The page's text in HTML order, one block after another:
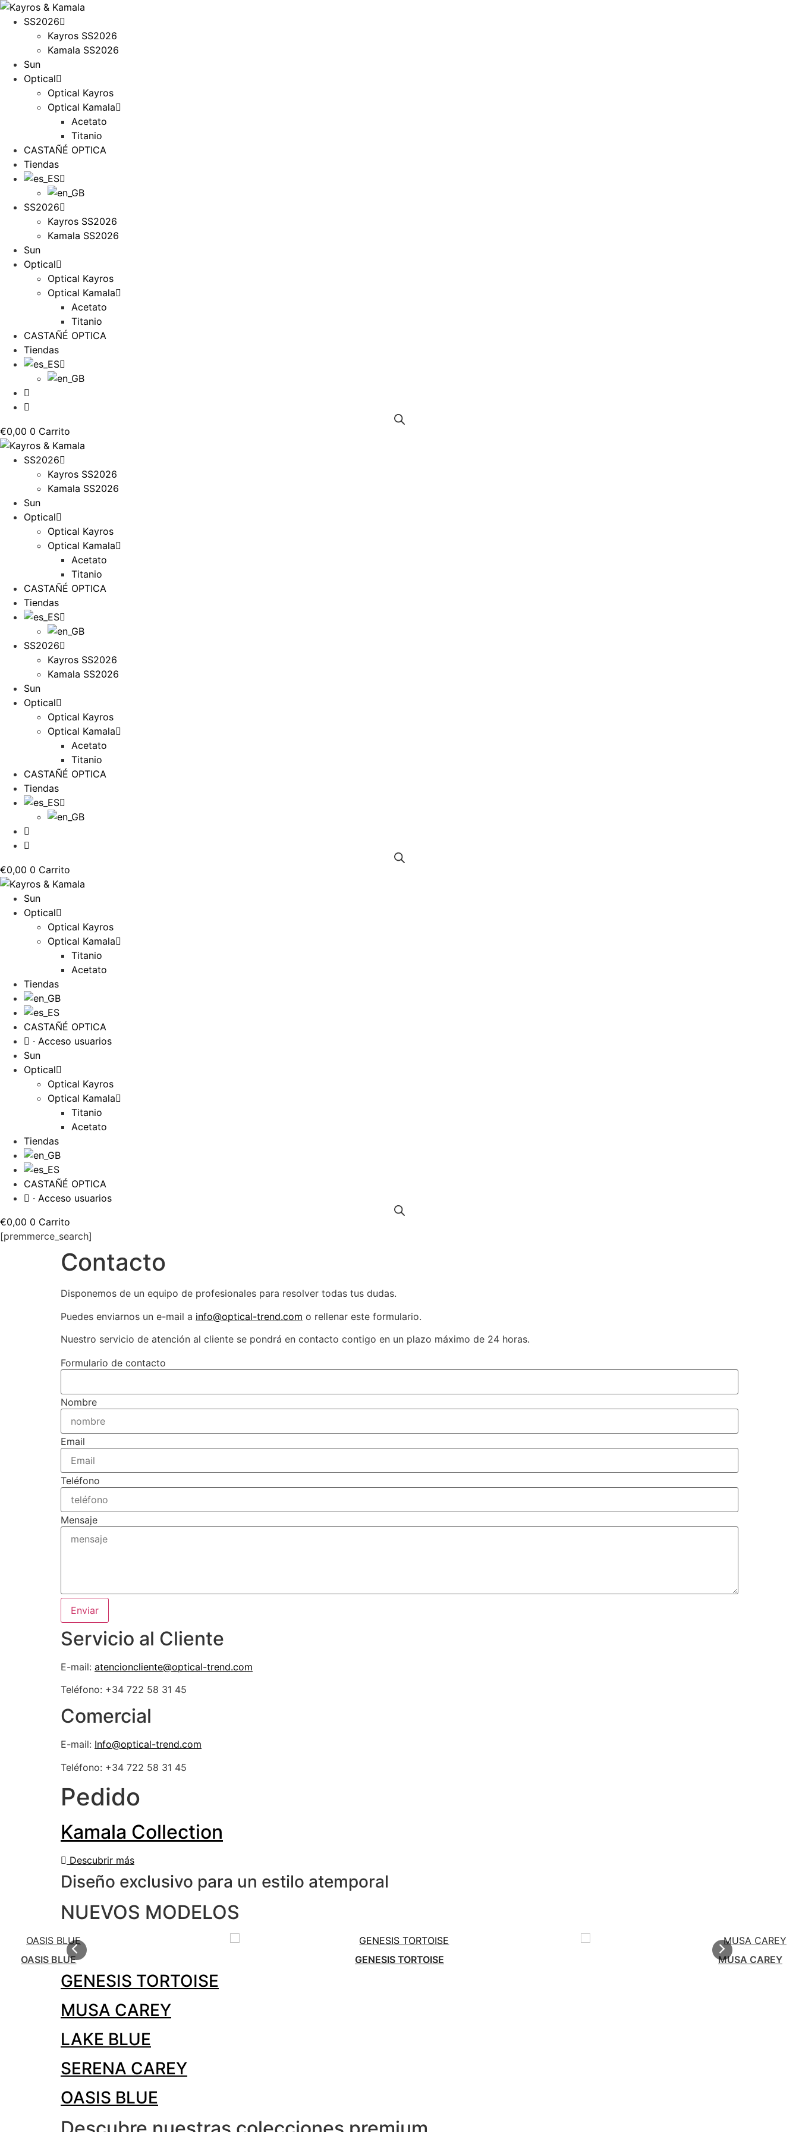
Ir
contenido
SS2026
Kayros SS2026
Kamala SS2026
Sun
Optical
Optical Kayros
Optical Kamala
Acetato
Titanio
CASTAÑÉ OPTICA
Tiendas
SS2026
Kayros SS2026
Kamala SS2026
Sun
Optical
Optical Kayros
Optical Kamala
Acetato
Titanio
CASTAÑÉ OPTICA
Tiendas
€0,00 0 Carrito
SS2026
Kayros SS2026
Kamala SS2026
Sun
Optical
Optical Kayros
Optical Kamala
Acetato
Titanio
CASTAÑÉ OPTICA
Tiendas
SS2026
Kayros SS2026
Kamala SS2026
Sun
Optical
Optical Kayros
Optical Kamala
Acetato
Titanio
CASTAÑÉ OPTICA
Tiendas
€0,00 0 Carrito
Sun
Optical
Optical Kayros
Optical Kamala
Titanio
Acetato
Tiendas
CASTAÑÉ OPTICA
· Acceso usuarios
Sun
Optical
Optical Kayros
Optical Kamala
Titanio
Acetato
Tiendas
CASTAÑÉ OPTICA
· Acceso usuarios
€0,00 0 Carrito
[premmerce_search]
Contacto
Disponemos de un equipo de profesionales para resolver todas tus dudas.
Puedes enviarnos un e-mail a info@optical-trend.com o rellenar este formulario.
Nuestro servicio de atención al cliente se pondrá en contacto contigo en un plazo máximo de 24 horas.
Formulario de contacto
Nombre
Email
Teléfono
Mensaje
Enviar
Servicio al Cliente
E-mail: atencioncliente@optical-trend.com
Teléfono: +34 722 58 31 45
Comercial
E-mail: Info@optical-trend.com
Teléfono: +34 722 58 31 45
Pedido
Kamala Collection
Descubrir más
Diseño exclusivo para un estilo atemporal
NUEVOS MODELOS
GENESIS TORTOISE MUSA CAREY
OASIS BLUE
GENESIS TORTOISE
MUSA CAREY
LAKE BLUE
SERENA CAREY
OASIS BLUE